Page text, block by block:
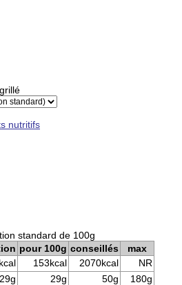
nutritifs
standard de 100g
pour 100g conseillés
max
153kcal 2070kcal
NR
29g 29g 50g
180g